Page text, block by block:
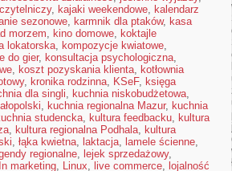
, kajaki weekendowe, kalendarz
sezonowe, karmnik dla ptaków, kasa
morzem, kino domowe, koktajle
lokatorska, kompozycje kwiatowe,
do gier, konsultacja psychologiczna,
, koszt pozyskania klienta, kotłownia
, kronika rodzinna, KSeF, księga
dla singli, kuchnia niskobudżetowa,
, kuchnia regionalna Mazur, kuchnia
studencka, kultura feedbacku, kultura
, kultura regionalna Podhala, kultura
, łąka kwietna, laktacja, lamele ścienne,
regionalne, lejek sprzedażowy,
marketing, Linux, live commerce, lojalność